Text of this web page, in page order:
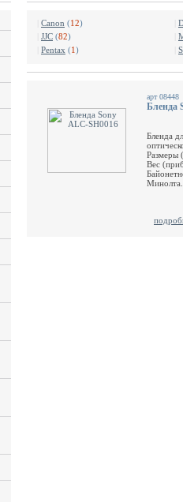
Canon (12)
JJC (82)
Pentax (1)
арт 08448
Бленда
Бленда
Размеры
Вес
Минолта.